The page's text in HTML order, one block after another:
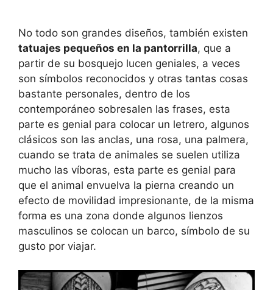
No todo son grandes diseños, también existen
tatuajes pequeños en la pantorrilla, que a
partir de su bosquejo lucen geniales, a veces
son símbolos reconocidos y otras tantas cosas
bastante personales, dentro de los
contemporáneo sobresalen las frases, esta
parte es genial para colocar un letrero, algunos
clásicos son las anclas, una rosa, una palmera,
cuando se trata de animales se suelen utiliza
mucho las víboras, esta parte es genial para
que el animal envuelva la pierna creando un
efecto de movilidad impresionante, de la misma
forma es una zona donde algunos lienzos
masculinos se colocan un barco, símbolo de su
gusto por viajar.